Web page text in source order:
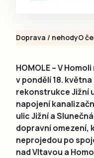
Doprava / nehodyO
HOMOLE – V
v pondělí 18.
rekonstrukce Jižní
napojení
ulic Jižní a
dopravní omezení,
neprojedou po
nad Vltavou a